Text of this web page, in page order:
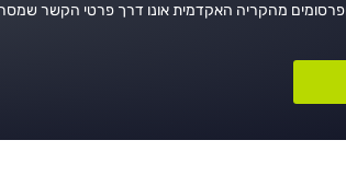
מהקריה האקדמית אונו דרך פרטי הקשר